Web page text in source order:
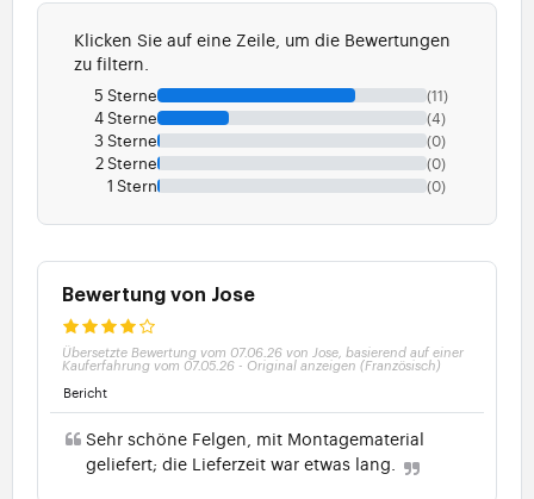
Klicken Sie auf eine Zeile, um die Bewertungen
zu filtern.
5 Sterne (11)
4 Sterne (4)
3 Sterne (0)
2 Sterne (0)
1 Stern (0)
Bewertung von Jose
Übersetzte Bewertung vom 07.06.26 von Jose, basierend auf einer
Kauferfahrung vom 07.05.26 - Original anzeigen (Französisch)
Bericht
Sehr schöne Felgen, mit Montagematerial
geliefert; die Lieferzeit war etwas lang.